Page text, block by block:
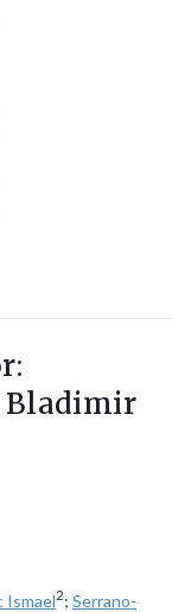
Bladimir
Ismael2; Serrano-